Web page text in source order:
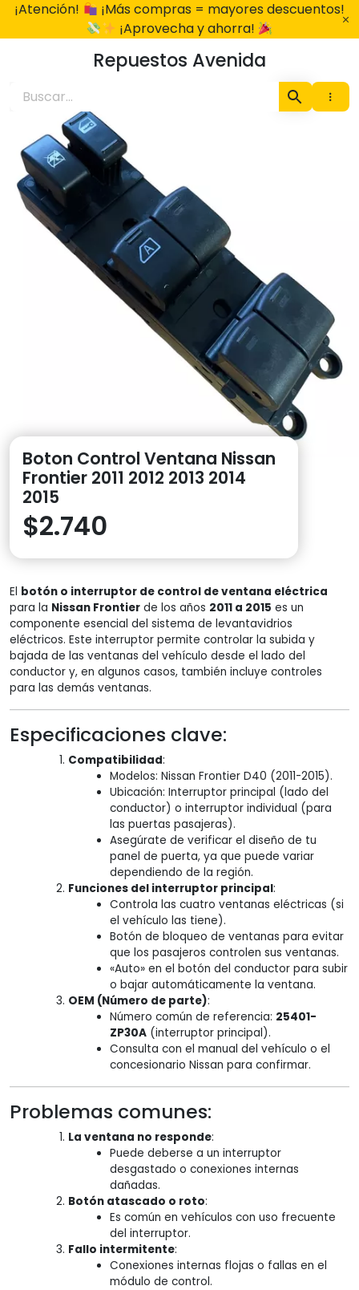
¡Atención!
¡Más compras = mayores descuentos!
¡Aprovecha y ahorra!
Repuestos Avenida
Boton Control Ventana Nissan
Frontier 2011 2012 2013 2014
2015
$2.740
El botón o interruptor de control de ventana eléctrica
para la Nissan Frontier de los años 2011 a 2015 es un
componente esencial del sistema de levantavidrios
eléctricos. Este interruptor permite controlar la subida y
bajada de las ventanas del vehículo desde el lado del
conductor y, en algunos casos, también incluye controles
para las demás ventanas.
Especificaciones clave:
Compatibilidad:
Modelos: Nissan Frontier D40 (2011-2015).
Ubicación: Interruptor principal (lado del
conductor) o interruptor individual (para
las puertas pasajeras).
Asegúrate de verificar el diseño de tu
panel de puerta, ya que puede variar
dependiendo de la región.
Funciones del interruptor principal:
Controla las cuatro ventanas eléctricas (si
el vehículo las tiene).
Botón de bloqueo de ventanas para evitar
que los pasajeros controlen sus ventanas.
«Auto» en el botón del conductor para subir
o bajar automáticamente la ventana.
OEM (Número de parte):
Número común de referencia: 25401-
ZP30A (interruptor principal).
Consulta con el manual del vehículo o el
concesionario Nissan para confirmar.
Problemas comunes:
La ventana no responde:
Puede deberse a un interruptor
desgastado o conexiones internas
dañadas.
Botón atascado o roto:
Es común en vehículos con uso frecuente
del interruptor.
Fallo intermitente:
Conexiones internas flojas o fallas en el
módulo de control.